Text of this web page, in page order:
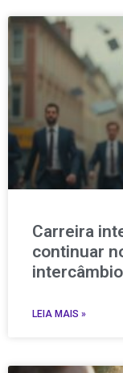
Carreira
continuar
LEIA MAIS »